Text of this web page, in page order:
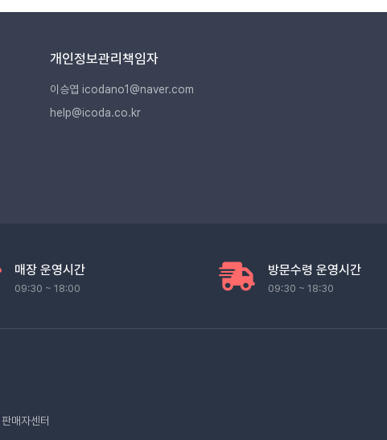
개인정보관리책임자
이승엽 icodano1@naver.com
help@icoda.co.kr
매장 운영시간
09:30 ~ 18:00
방문수령 운영시간
09:30 ~ 18:30
판매자센터